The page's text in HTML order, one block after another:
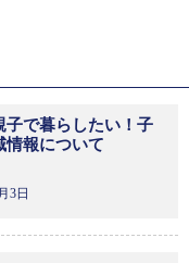
子で暮らしたい！子
情報について
3日